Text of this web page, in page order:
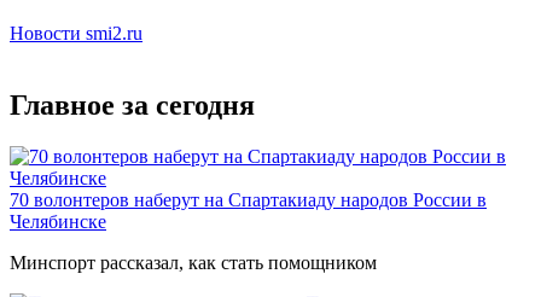
Новости smi2.ru
Главное за сегодня
70 волонтеров наберут на Спартакиаду народов России в
Челябинске
Минспорт рассказал, как стать помощником